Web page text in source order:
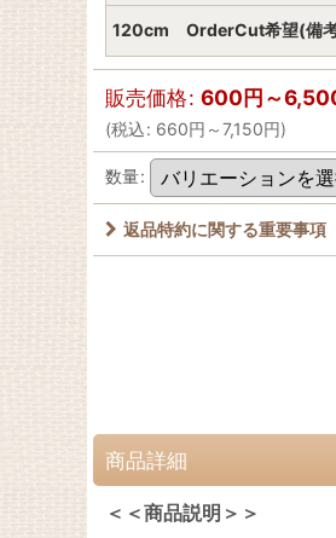
120cm OrderCut希望(備考
販売価格: 600円～
(税込: 660円 ～7,150円)
数量:
返品特約に関する重要事項
商品詳細
＜＜商品説明＞＞